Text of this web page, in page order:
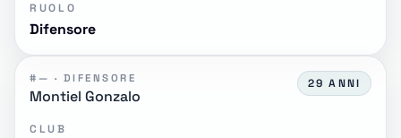
RUOLO
Difensore
#— · DIFENSORE
Montiel Gonzalo
29 ANNI
CLUB